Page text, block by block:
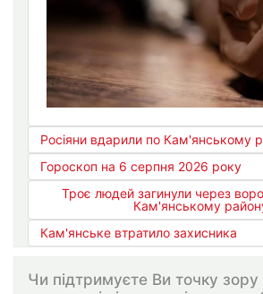
Росіяни вдарили по Кам'янському
Гороскоп на 6 серпня 2026 року
Троє людей загинули через
Кам'янському
Кам'янське втратило захисника
Чи підтримуєте Ви точку зору